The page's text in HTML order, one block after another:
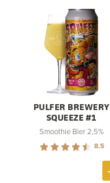
PULFER BREWERY
SQUEEZE #1
Smoothie Bier 2,5%
8.5